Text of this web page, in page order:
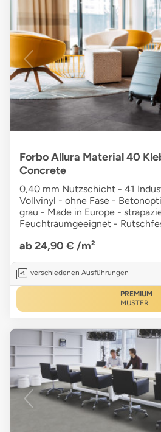
Forbo Allura Material 40
Concrete
0,40 mm Nutzschicht - 41
Vollvinyl - ohne Fase -
grau - Made in Europe -
Feuchtraumgeeignet -
ab 24,90 € /m²
verschiedenen Ausführungen
PREMIUM
MUSTER